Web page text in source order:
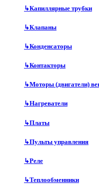
↳Капиллярные трубки
↳Клапаны
↳Конденсаторы
↳Контакторы
↳Моторы (двигатели)
↳Нагреватели
↳Платы
↳Пульты управления
↳Реле
↳Теплообменники